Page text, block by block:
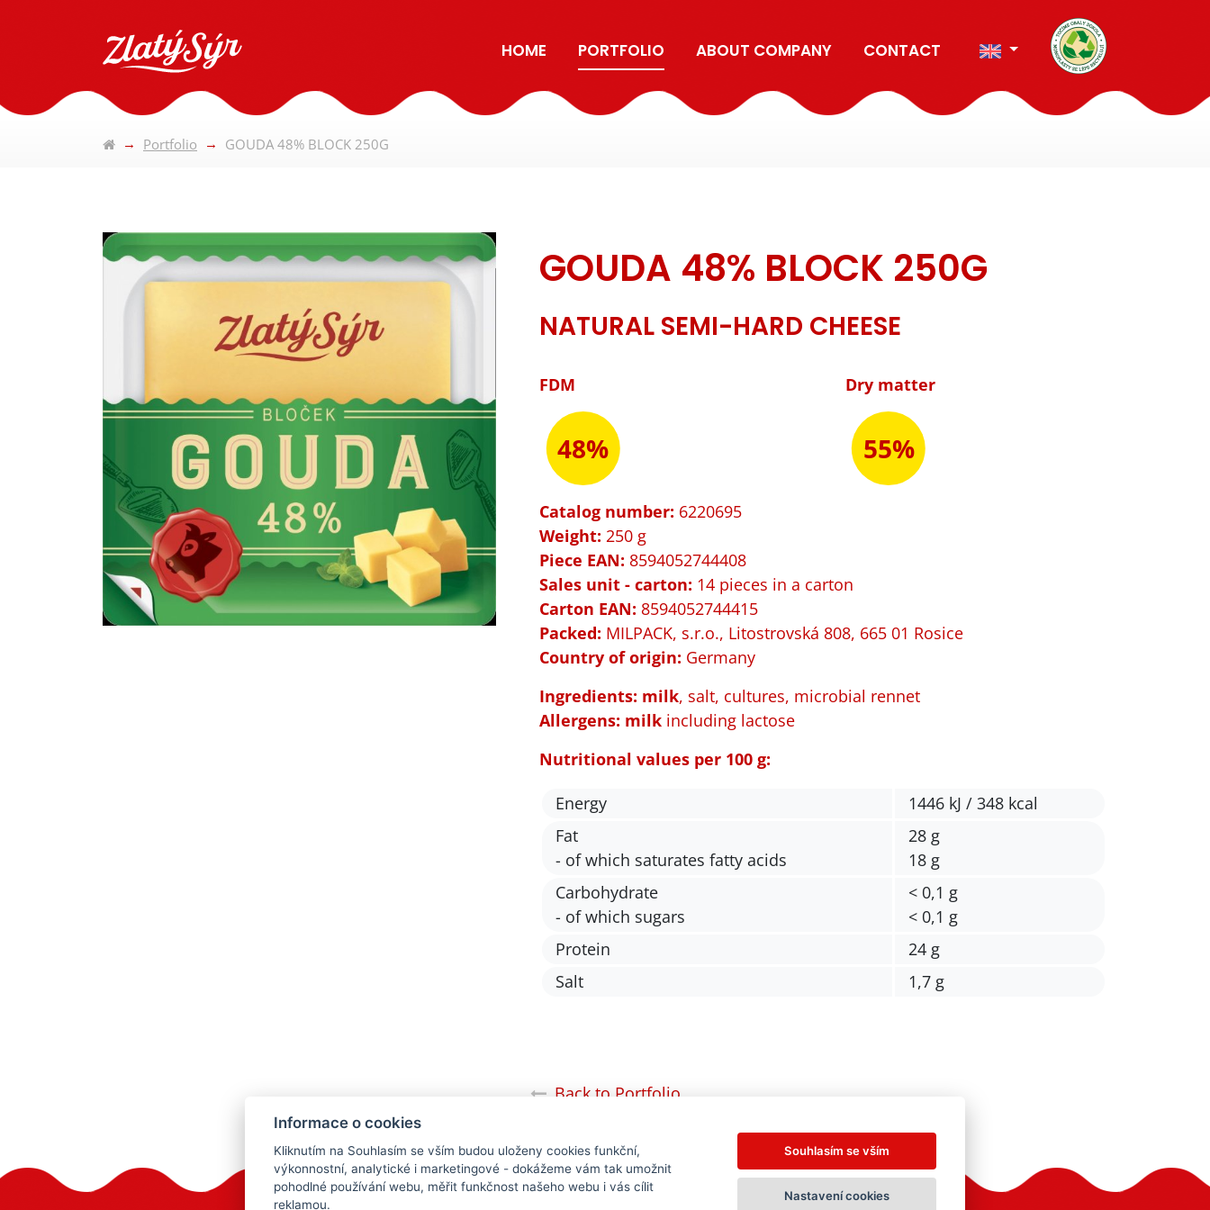
HOME PORTFOLIO ABOUT COMPANY CONTACT
Portfolio GOUDA 48% BLOCK 250G
GOUDA 48% BLOCK 250G
NATURAL SEMI-HARD CHEESE
FDM
48%
Dry matter
55%
Catalog number: 6220695
Weight: 250 g
Piece EAN: 8594052744408
Sales unit - carton: 14 pieces in a carton
Carton EAN: 8594052744415
Packed: MILPACK, s.r.o., Litostrovská 808, 665 01 Rosice
Country of origin: Germany
Ingredients: milk, salt, cultures, microbial rennet
Allergens: milk including lactose
Nutritional values per 100 g:
Energy
1446 kJ / 348 kcal
Fat
- of which saturates fatty acids
28 g
18 g
Carbohydrate
- of which sugars
< 0,1 g
< 0,1 g
Protein
24 g
Salt
1,7 g
Back to Portfolio
Informace o cookies
Kliknutím na Souhlasím se vším budou uloženy cookies funkční,
výkonnostní, analytické i marketingové - dokážeme vám tak umožnit
pohodlné používání webu, měřit funkčnost našeho webu i vás cílit
reklamou.
Souhlasím se vším
Nastavení cookies